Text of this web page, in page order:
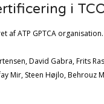
i
af ATP GPTCA organisation.
David Gabra, Frits
Mir, Steen Højlo, Behrouz